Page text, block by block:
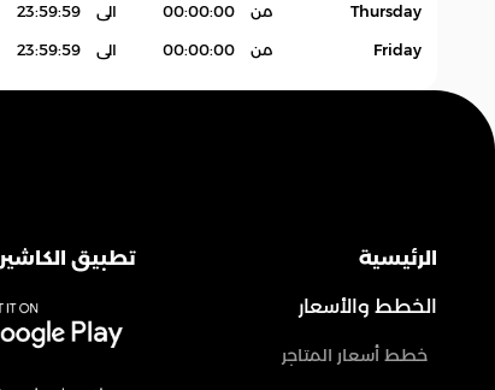
Thursday من 00:00:00 الى 23:59:59
Friday من 00:00:00 الى 23:59:59
الرئيسية
الخطط والأسعار
خطط أسعار المتاجر
تطبيق الكاشير